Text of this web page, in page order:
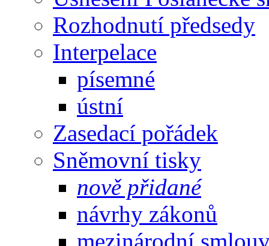
Rozhodnutí předsedy
Interpelace
písemné
ústní
Zasedací pořádek
Sněmovní tisky
nově přidané
návrhy zákonů
mezinárodní